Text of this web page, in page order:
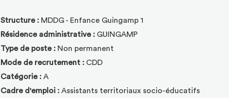
Structure : MDDG - Enfance Guingamp 1
Résidence administrative : GUINGAMP
Type de poste : Non permanent
Mode de recrutement : CDD
Catégorie : A
Cadre d'emploi : Assistants territoriaux socio-éducatifs